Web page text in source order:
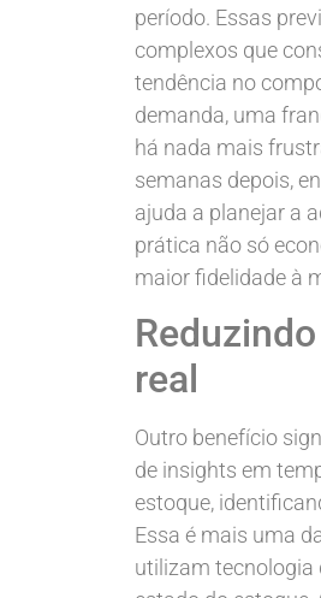
período. Essas
complexos que
tendência no
demanda, uma
há nada mais
semanas depois,
ajuda a planejar a
prática não só
maior fidelidade à
real
Outro benefício
de insights em
estoque,
Essa é mais uma
utilizam tecnologia